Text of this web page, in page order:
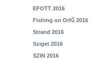
EFOTT 2016
Fishing on Orfű 2016
Strand 2016
Sziget 2016
SZIN 2016